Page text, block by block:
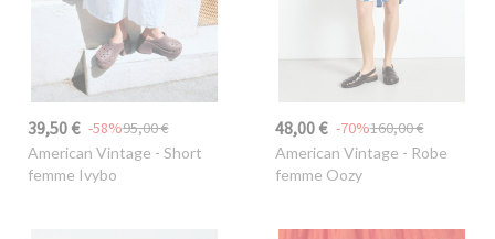
39,50 € 95,00 €
-58%
American Vintage - Short
femme Ivybo
48,00 € 160,00 €
-70%
American Vintage - Robe
femme Oozy